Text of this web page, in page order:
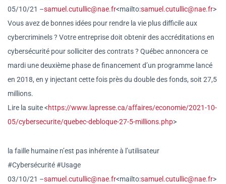
05/10/21 –samuel.cutullic@nae.fr<mailto:samuel.cutullic@nae.fr>
Vous avez de bonnes idées pour rendre la vie plus difficile aux
cybercriminels ? Votre entreprise doit obtenir des accréditations en
cybersécurité pour solliciter des contrats ? Québec annoncera ce
mardi une deuxième phase de financement d’un programme lancé
en 2018, en y injectant cette fois près du double des fonds, soit 27,5
millions.
Lire la suite <https://www.lapresse.ca/affaires/economie/2021-10-
05/cybersecurite/quebec-debloque-27-5-millions.php>
la faille humaine n’est pas inhérente à l’utilisateur
#Cybersécurité #Usage
03/10/21 –samuel.cutullic@nae.fr<mailto:samuel.cutullic@nae.fr>